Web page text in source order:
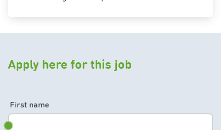
Apply here for this job
First name